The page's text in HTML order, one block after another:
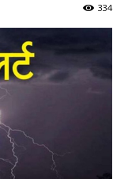
334